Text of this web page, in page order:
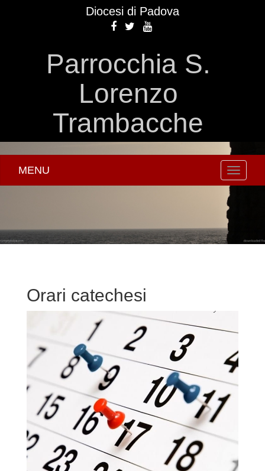
Diocesi di Padova
Parrocchia S.
Lorenzo
Trambacche
MENU
Orari catechesi